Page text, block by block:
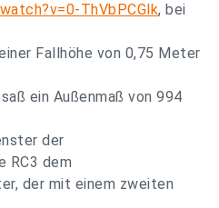
ThVbPCGlk, bei
Fallhöhe von 0,75 Meter
ein Außenmaß von 994
der
RC3 dem
der mit einem zweiten